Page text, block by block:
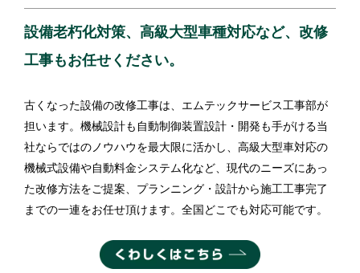
設備老朽化対策、高級大型車種対応など、改修
工事もお任せください。
古くなった設備の改修工事は、エムテックサービス工事部が
担います。機械設計も自動制御装置設計・開発も手がける当
社ならではのノウハウを最大限に活かし、高級大型車対応の
機械式設備や自動料金システム化など、現代のニーズにあっ
た改修方法をご提案、プランニング・設計から施工工事完了
までの一連をお任せ頂けます。全国どこでも対応可能です。